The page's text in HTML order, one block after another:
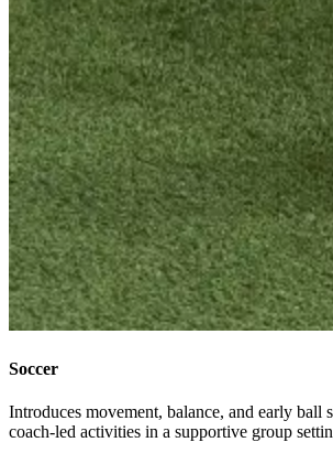
Soccer​​​​‌ ‍ ​‍​‍‌‍ ‌ ​‍‌‍‍‌‌‍‌ ‌‍‍‌‌‍ ‍​‍​‍​ ‍‍​‍​‍‌ ​ ‌‍​‌‌‍ ‍‌‍‍‌‌ ‌​‌ ‍‌​‍ ‍‌‍‍‌‌‍ ​‍​‍​‍ ​​‍​‍‌‍‍​‌ ​‍‌‍‌‌‌‍‌‍​‍​‍​ ‍‍​‍​‍‌‍‍​‌ ‌​‌ ‌​‌ ​​‌ ​ ​ ‍‍​‍ ​‍ ‌‍​ ‌‍‍​‌‍‌‌‌‍ ​‌ ​ ‌‍‌‌‌‍​‌‌ ​​‌‍‍‌‌‍‌‌‌ ​‍‌ ​ ​‍ ‍‌ ​ ‌‍​‌‌‍ ‍‌‍‍‌‌ ‌​‌ ‍‌​‍ ‍‌ ​ ‌ ‌​‌ ‌‌‌‍‌​‌‍‍‌‌‍ ​‍ ‌‍‍‌‌‍ ‍‌ ‌​‌‍‌‌‌‍ ‍‌ ‌​​‍ ‌‍‌‌‌‍‌​‌‍‍‌‌ ‌​​‍ ‌‍ ‌‌‍ ‌‍‌​‌‍‌‌​ ‌‌ ​​‌ ​‍‌‍‌‌‌ ​ ‌‍‌‌‌‍ ‍‌ ‌​‌‍​‌‌ ‌​‌‍‍‌‌‍ ‌‍ ‍​ ‍ ‌‍‍‌‌‍‌​​ ‌​ ‍‌​ ‍‌​ ​​​ ‍‌‌‍‌‌​ ‌‌‌‍‌​​ ‌‌​‍ ‌‌‍‌‍​ ​‍‌‍​‌​ ‍‌​‍ ‌​ ‌​​ ‍​‌‍‌‍‌‍​ ​‍ ‌‌‍​‌​ ‌ ​ ‍​​ ‌‌​‍ ‌‌‍​‍​ ‌‌‌‍‌​​ ‌ ​ ‌ ​ ​‍​ ‌‌​ ‌‍​ ‍​​ ​‌​ ​‌‌‍​‍​ ‍ ‌ ‌​‌ ‍‌‌ ​​‌‍‌‌​ ‌‌ ‌‍‌‍‌‌‌‍ ‍‌ ‌‌‌‍‌‌‌‌​ ‌‍ ​‌ ‌‌‌‍‌ ‌‌​​‌‍​‌‌‍‌ ‌‍‌‌​ ‍ ‌ ​​‌‍​‌‌ ‌​‌‍‍​​ ‌‌ ​​‌‍​‌‌‍‌ ‌‍‌‌‌​​‍‌ ‌‌‌‍‍‌‌‍ ​‌‍‌​‌‍‌‌‌ ​‍​‍‌‌​ ‌‌‌​​‍‌‌ ‌‍‍ ‌‍‌‌‌ ‍‌​‍‌‌​ ​ ‌​‌​​‍‌‌​ ​ ‌​‌​​‍‌‌​ ​‍​ ​‍​ ​​​ ‌‌‌‍​ ​ ‍‌​ ‌ ​ ​​​ ‍‌​ ‌ ​ ‌‍​ ​‍​ ​‍​ ​‌​‍‌‌​ ​‍​ ​‍​‍‌‌​ ‌‌‌​‌​​‍ ‍‌ ‌​‌‍​‌‌‍​‍‌ ​ ​‍‌‌​ ‌‌‌​​‍‌‌ ‌‍‍ ‌‍‌‌‌ ‍‌​‍‌‌​ ​ ‌​‌​​‍‌‌​ ​ ‌​‌​​‍‌‌​ ​‍​ ​‍‌‍‌‌‌‍‌​​ ‌‍‌‍‌​​ ​​​ ​‌​ ‌‌​ ​‍‌‍​‍​ ‌ ‌‍‌‌​ ​‌​‍‌‌​ ​‍​ ​‍​‍‌‌​ ‌‌‌​‌​​‍ ‍‌‍​ ‌‍ ‌‍ ‍‌ ‌​‌‍‌‌‌‍ ‍‌ ‌​​‍‌‌​ ‌‌‌​​‍‌‌ ‌‍‍ ‌‍‌‌‌ ‍‌​‍‌‌​ ​ ‌​‌​​‍‌‌​ ​ ‌​‌​​‍‌‌​ ​‍​ ​‍‌‍​‍​ ‌‍​ ‌​​ ‍​​ ​​​ ‌ ‌‍​ ​ ‌‍​ ‌ ​ ​​‌‍​ ‌‍​‍​‍‌‌​ ​‍​ ​‍​‍‌‌​ ‌‌‌​‌​​‍ ‍‌ ‌​‌‍‍‌‌ ‌​‌‍ ​‌‍‌‌​ ‌‍​‍‌‍​‌‌ ​ ‌‍‌‌‌‌‌‌‌ ​‍‌‍ ​​ ‌‌‍‍​‌ ‌​‌ ‌​‌ ​​‌ ​ ​‍‌‌​ ​ ‌​​‌​‍‌‌​ ​‍‌​‌‍​‍‌‌​ ​‍‌​‌‍‌‍​ ‌‍‍​‌‍‌‌‌‍ ​‌ ​ ‌‍‌‌‌‍​‌‌ ​​‌‍‍‌‌‍‌‌‌ ​‍‌ ​ ​‍ ‍‌ ​ ‌‍​‌‌‍ ‍‌‍‍‌‌ ‌​‌ ‍‌​‍ ‍‌ ​ ‌ ‌​‌ ‌‌‌‍‌​‌‍‍‌‌‍ ​‍‌‍‌‍‍‌‌‍‌​​ ‌​ ‍‌​ ‍‌​ ​​​ ‍‌‌‍‌‌​ ‌‌‌‍‌​​ ‌‌​‍ ‌‌‍‌‍​ ​‍‌‍​‌​ ‍‌​‍ ‌​ ‌​​ ‍​‌‍‌‍‌‍​ ​‍ ‌‌‍​‌​ ‌ ​ ‍​​ ‌‌​‍ ‌‌‍​‍​ ‌‌‌‍‌​​ ‌ ​ ‌ ​ ​‍​ ‌‌​ ‌‍​ ‍​​ ​‌​ ​‌‌‍​‍​‍‌‍‌ ‌​‌ ‍‌‌ ​​‌‍‌‌​ ‌‌ ‌‍‌‍‌‌‌‍ ‍‌ ‌‌‌‍‌‌‌‌​ ‌‍ ​‌ ‌‌‌‍‌ ‌‌​​‌‍​‌‌‍‌ ‌‍‌‌​‍‌‍‌ ​​‌‍​‌‌ ‌​‌‍‍​​ ‌‌ ​​‌‍​‌‌‍‌ ‌‍‌‌‌​​‍‌ ‌‌‌‍‍‌‌‍ ​‌‍‌​‌‍‌‌‌ ​‍​‍‌‌​ ‌‌‌​​‍‌‌ ‌‍‍ ‌‍‌‌‌ ‍‌​‍‌‌​ ​ ‌​‌​​‍‌‌​ ​ ‌​‌​​‍‌‌​ ​‍​ ​‍​ ​​​ ‌‌‌‍​ ​ ‍‌​ ‌ ​ ​​​ ‍‌​ ‌ ​ ‌‍​ ​‍​ ​‍​ ​‌​‍‌‌​ ​‍​ ​‍​‍‌‌​ ‌‌‌​‌​​‍ ‍‌ ‌​‌‍​‌‌‍​‍‌ ​ ​‍‌‌​ ‌‌‌​​‍‌‌ ‌‍‍ ‌‍‌‌‌ ‍‌​‍‌‌​ ​ ‌​‌​​‍‌‌​ ​ ‌​‌​​‍‌‌​ ​‍​ ​‍‌‍‌‌‌‍‌​​ ‌‍‌‍‌​​ ​​​ ​‌​ ‌‌​ ​‍‌‍​‍​ ‌ ‌‍‌‌​ ​‌​‍‌‌​ ​‍​ ​‍​‍‌‌​ ‌‌‌​‌​​‍ ‍‌‍​ ‌‍ ‌‍ ‍‌ ‌​‌‍‌‌‌‍ ‍‌ ‌​​‍‌‌​ ‌‌‌​​‍‌‌ ‌‍‍ ‌‍‌‌‌ ‍‌​‍‌‌​ ​ ‌​‌​​‍‌‌​ ​ ‌​‌​​‍‌‌​ ​‍​ ​‍‌‍​‍​ ‌‍​ ‌​​ ‍​​ ​​​ ‌ ‌‍​ ​ ‌‍​ ‌ ​ ​​‌‍​ ‌‍​‍​‍‌‌​ ​‍​ ​‍​‍‌‌​ ‌‌‌​‌​​‍ ‍‌ ‌​‌‍‍‌‌ ‌​‌‍ ​‌‍‌‌​‍‌‍‌ ​​‌‍‌‌‌ ​‍‌ ​ ‌ ​​‌‍‌‌‌‍​ ‌ ‌​‌‍‍‌‌ ‌‍‌‍‌‌​ ‌‌ ​​‌ ‌‌‌‍​‍‌‍ ​‌‍‍‌‌ ​ ‌‍‍​‌‍‌‌‌‍‌​​‍​‍‌ ‌
Introduces movement, balance, and early ball
coach-led activities in a supportive group setting.​​​​‌